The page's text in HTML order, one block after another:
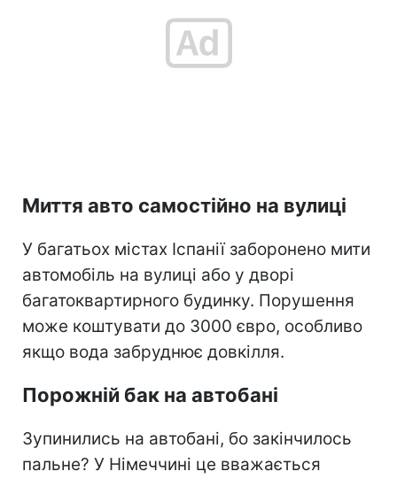
Миття авто самостійно на вулиці
У багатьох містах Іспанії заборонено мити
автомобіль на вулиці або у дворі
багатоквартирного будинку. Порушення
може коштувати до 3000 євро, особливо
якщо вода забруднює довкілля.
Порожній бак на автобані
Зупинились на автобані, бо закінчилось
пальне? У Німеччині це вважається